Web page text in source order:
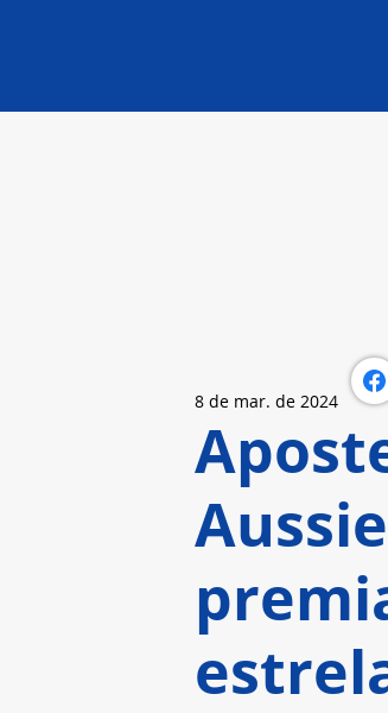
8 de mar. de 2024